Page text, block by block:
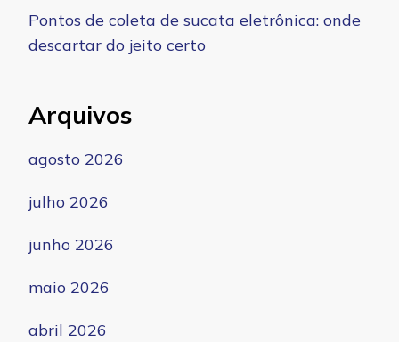
Pontos de coleta de sucata eletrônica: onde
descartar do jeito certo
Arquivos
agosto 2026
julho 2026
junho 2026
maio 2026
abril 2026